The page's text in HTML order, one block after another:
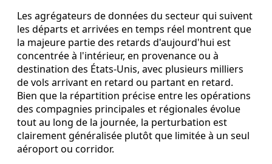
Les agrégateurs de données du secteur qui suivent
les départs et arrivées en temps réel montrent que
la majeure partie des retards d'aujourd'hui est
concentrée à l'intérieur, en provenance ou à
destination des États-Unis, avec plusieurs milliers
de vols arrivant en retard ou partant en retard.
Bien que la répartition précise entre les opérations
des compagnies principales et régionales évolue
tout au long de la journée, la perturbation est
clairement généralisée plutôt que limitée à un seul
aéroport ou corridor.